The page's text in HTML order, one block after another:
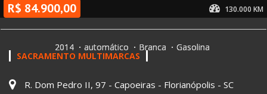
R$ 84.900,00 130.000 KM
2014 automático Branca Gasolina
SACRAMENTO MULTIMARCAS
R. Dom Pedro II, 97 - Capoeiras - Florianópolis - SC